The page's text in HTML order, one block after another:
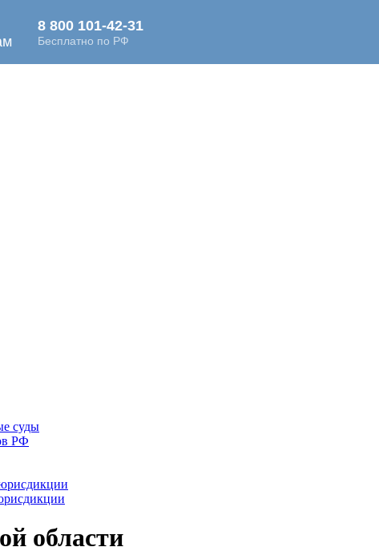
суды
РФ
области